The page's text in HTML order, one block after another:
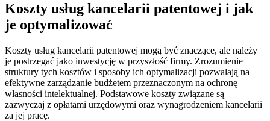
Koszty usług kancelarii patentowej i jak
je optymalizować
Koszty usług kancelarii patentowej mogą być znaczące, ale należy
je postrzegać jako inwestycję w przyszłość firmy. Zrozumienie
struktury tych kosztów i sposoby ich optymalizacji pozwalają na
efektywne zarządzanie budżetem przeznaczonym na ochronę
własności intelektualnej. Podstawowe koszty związane są
zazwyczaj z opłatami urzędowymi oraz wynagrodzeniem kancelarii
za jej pracę.